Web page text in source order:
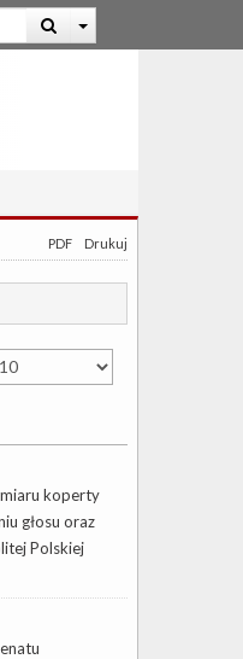
Drukuj
PDF
koperty
głosu oraz
Polskiej